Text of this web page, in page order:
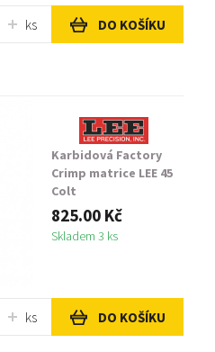
ks DO KOŠÍKU
Karbidová Factory
Crimp matrice LEE 45
Colt
825.00 Kč
Skladem 3 ks
ks DO KOŠÍKU